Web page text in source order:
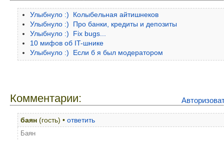
Улыбнуло :) Колыбельная айтишнеков
Улыбнуло :) Про банки, кредиты и депозиты
Улыбнуло :) Fix bugs...
10 мифов об IT-шнике
Улыбнуло :) Если б я был модератором
Комментарии:
баян (гость) • ответить
Баян